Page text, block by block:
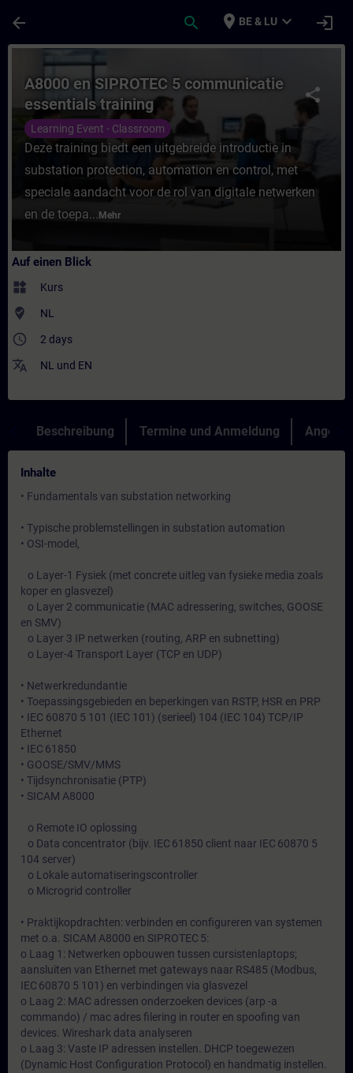
arrow_back search place BE & LU expand_more login
Kurs - A8000 en SIPROTEC 5
share
A8000 en SIPROTEC 5 communicatie
essentials training
Learning Event - Classroom
Deze training biedt een uitgebreide introductie in
substation protection, automation en control, met
speciale aandacht voor de rol van digitale netwerken
en de toepa... Mehr
Auf einen Blick
widgets Kurs
where_to_vote NL
access_time 2 days
translate NL und EN
Beschreibung Termine und Anmeldung Angebot
Inhalte
• Fundamentals van substation networking
• Typische problemstellingen in substation automation
• OSI-model,
o Layer-1 Fysiek (met concrete uitleg van fysieke media zoals
koper en glasvezel)
o Layer 2 communicatie (MAC adressering, switches, GOOSE
en SMV)
o Layer 3 IP netwerken (routing, ARP en subnetting)
o Layer-4 Transport Layer (TCP en UDP)
• Netwerkredundantie
• Toepassingsgebieden en beperkingen van RSTP, HSR en PRP
• IEC 60870 5 101 (IEC 101) (serieel) 104 (IEC 104) TCP/IP
Ethernet
• IEC 61850
• GOOSE/SMV/MMS
• Tijdsynchronisatie (PTP)
• SICAM A8000
o Remote IO oplossing
o Data concentrator (bijv. IEC 61850 client naar IEC 60870 5
104 server)
o Lokale automatiseringscontroller
o Microgrid controller
• Praktijkopdrachten: verbinden en configureren van systemen
met o.a. SICAM A8000 en SIPROTEC 5:
o Laag 1: Netwerken opbouwen tussen cursistenlaptops;
aansluiten van Ethernet met gateways naar RS485 (Modbus,
IEC 60870 5 101) en verbindingen via glasvezel
o Laag 2: MAC adressen onderzoeken devices (arp -a
commando) / mac adres filering in router en spoofing van
devices. Wireshark data analyseren
o Laag 3: Vaste IP adressen instellen. DHCP toegewezen
(Dynamic Host Configuration Protocol) en handmatig instellen.